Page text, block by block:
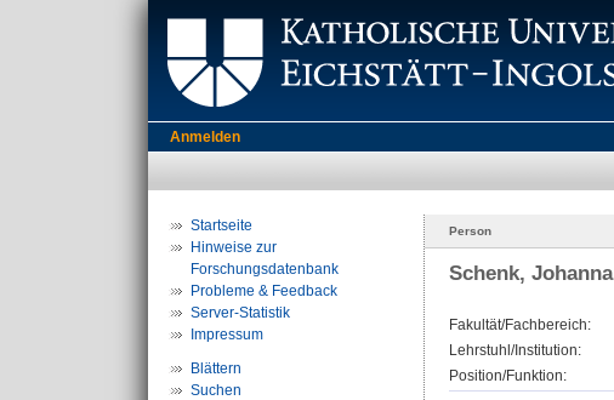
Anmelden
Startseite
Hinweise zur
Forschungsdatenbank
Probleme & Feedback
Server-Statistik
Impressum
Blättern
Suchen
Person
Schenk, Johanna
Fakultät/Fachbereich:
Lehrstuhl/Institution:
Position/Funktion: